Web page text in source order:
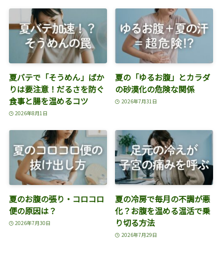
夏バテで「そうめん」ばか
りは要注意！だるさを防ぐ
食事と腸を温めるコツ
2026年8月1日
夏の「ゆるお腹」とカラダ
の砂漠化の危険な関係
2026年7月31日
夏のお腹の張り・コロコロ
便の原因は？
2026年7月30日
夏の冷房で毎月の不調が悪
化？お腹を温める温活で乗
り切る方法
2026年7月29日